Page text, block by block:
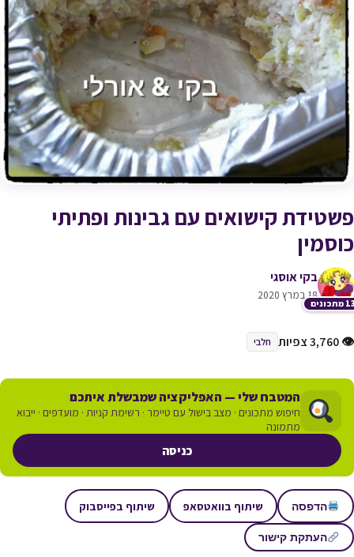
פשטידת קישואים עם גבינות ופתיתי
כוסמין
בקי אוסגי
18 במרץ 2020
👁 3,760 צפיות חלבי
המטבח שלי — האפליקציה שמבשלת איתכם
חיפוש מתכונים · מצב בישול עם טיימר · רשימת קניות · מועדפים · ייבוא
מתמונה
כניסה
הדפסה שיתוף בוואטסאפ שיתוף בפייסבוק
העתקת קישור